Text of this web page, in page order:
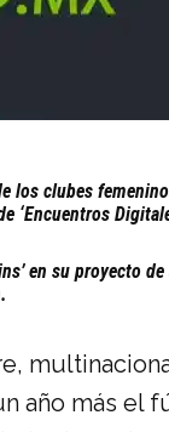
los clubes
‘Encuentros
en su proyecto
año más el